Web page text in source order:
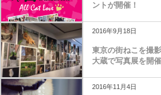
ントが開催！
2016年9月18日
東京の街ねこを撮
大蔵で写真展を開
2016年11月4日